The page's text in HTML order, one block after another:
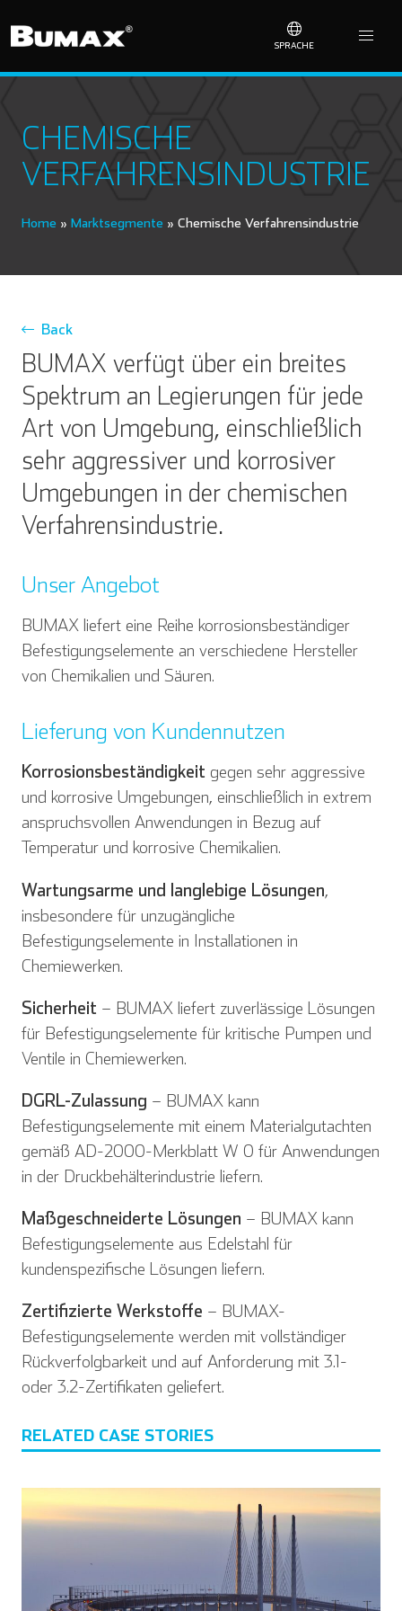
SPRACHE
CHEMISCHE
VERFAHRENSINDUSTRIE
Home » Marktsegmente » Chemische Verfahrensindustrie
Back
BUMAX verfügt über ein breites
Spektrum an Legierungen für jede
Art von Umgebung, einschließlich
sehr aggressiver und korrosiver
Umgebungen in der chemischen
Verfahrensindustrie.
Unser Angebot
BUMAX liefert eine Reihe korrosionsbeständiger
Befestigungselemente an verschiedene Hersteller
von Chemikalien und Säuren.
Lieferung von Kundennutzen
Korrosionsbeständigkeit gegen sehr aggressive
und korrosive Umgebungen, einschließlich in extrem
anspruchsvollen Anwendungen in Bezug auf
Temperatur und korrosive Chemikalien.
Wartungsarme und langlebige Lösungen,
insbesondere für unzugängliche
Befestigungselemente in Installationen in
Chemiewerken.
Sicherheit – BUMAX liefert zuverlässige Lösungen
für Befestigungselemente für kritische Pumpen und
Ventile in Chemiewerken.
DGRL-Zulassung – BUMAX kann
Befestigungselemente mit einem Materialgutachten
gemäß AD-2000-Merkblatt W 0 für Anwendungen
in der Druckbehälterindustrie liefern.
Maßgeschneiderte Lösungen – BUMAX kann
Befestigungselemente aus Edelstahl für
kundenspezifische Lösungen liefern.
Zertifizierte Werkstoffe – BUMAX-
Befestigungselemente werden mit vollständiger
Rückverfolgbarkeit und auf Anforderung mit 3.1-
oder 3.2-Zertifikaten geliefert.
RELATED CASE STORIES